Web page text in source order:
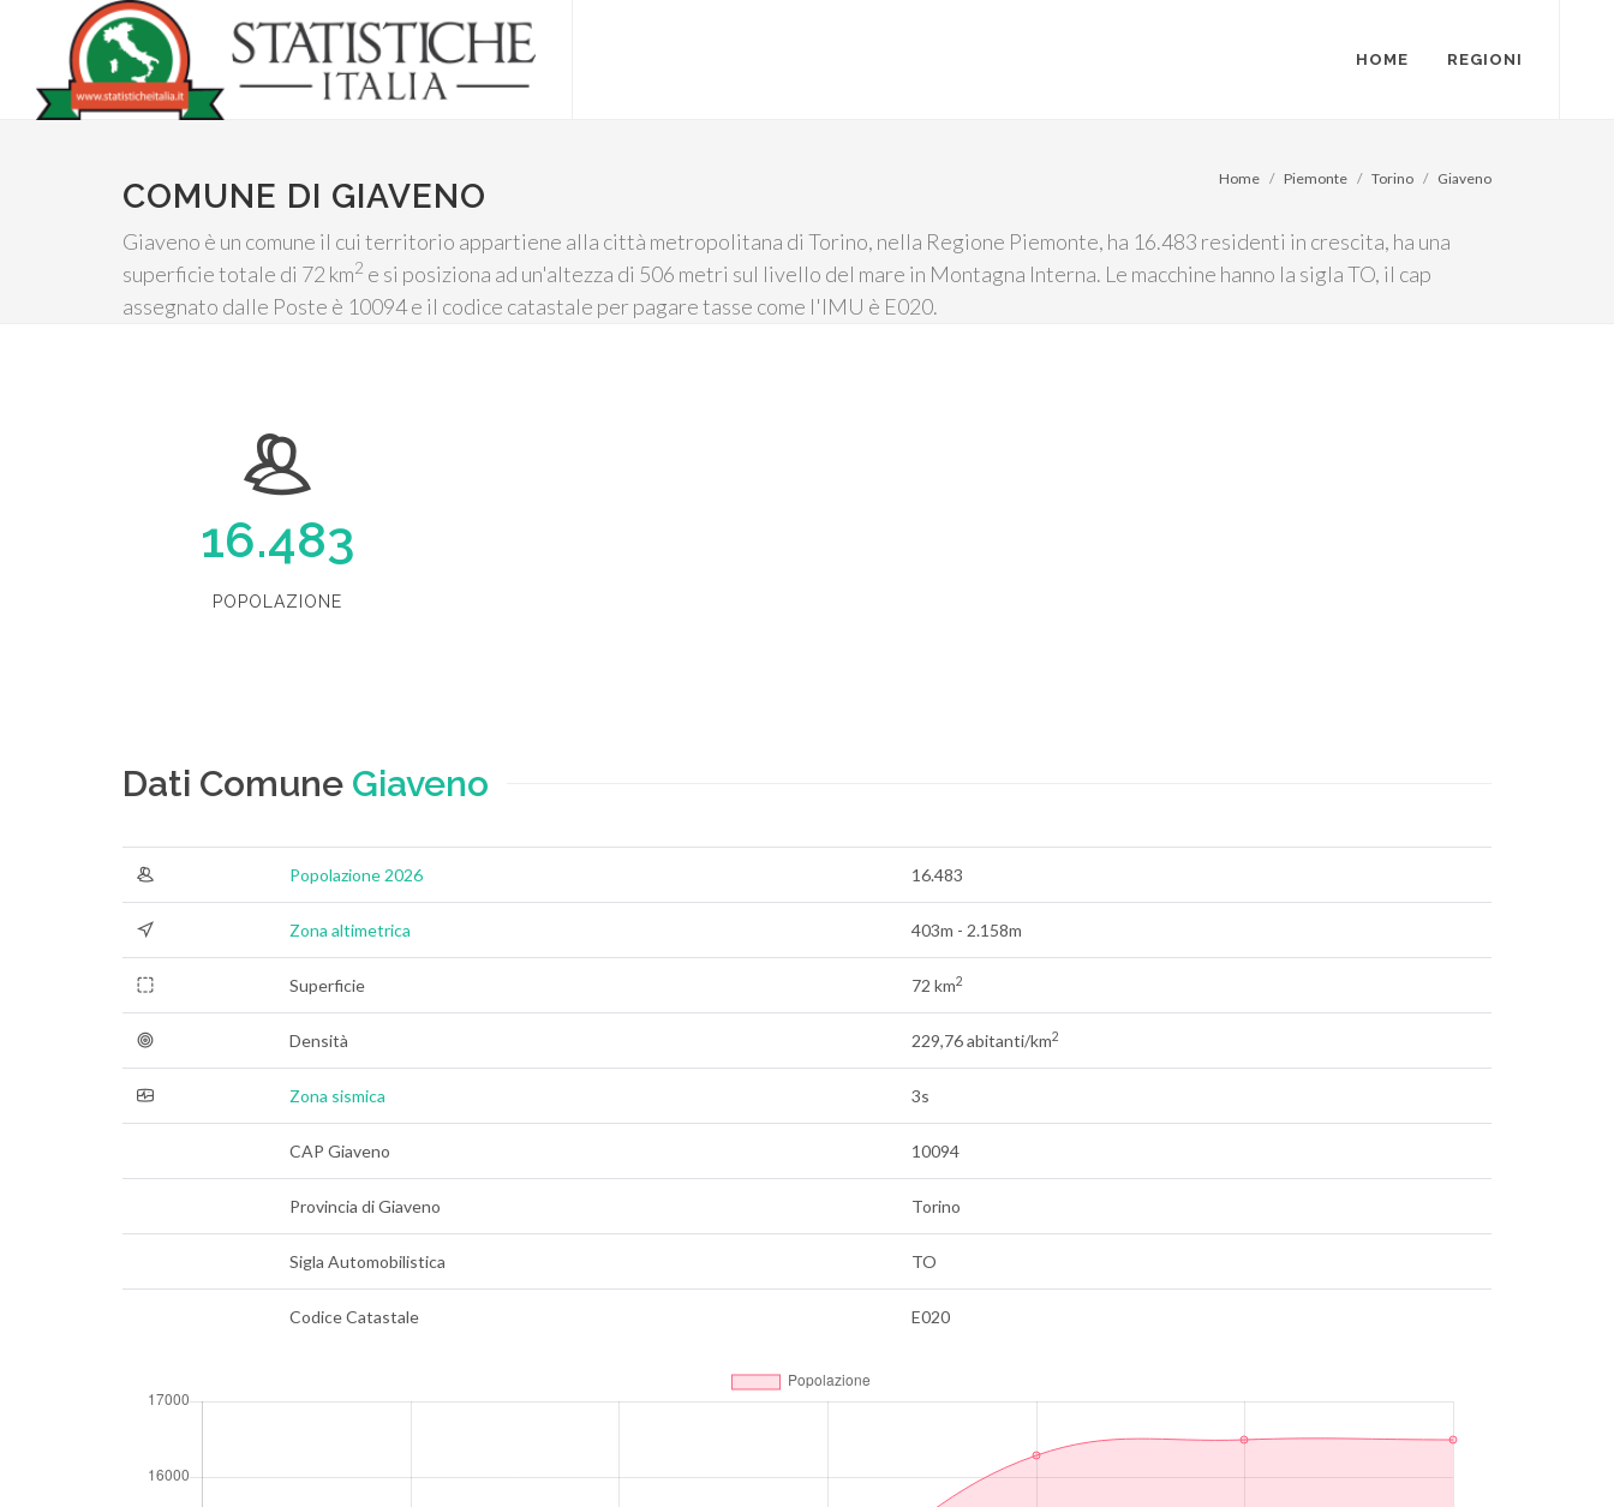
HOME REGIONI
COMUNE DI GIAVENO
Giaveno è un comune il cui territorio appartiene alla città metropolitana di Torino, nella Regione Piemonte, ha 16.483 residenti in crescita, ha una
superficie totale di 72 km2 e si posiziona ad un'altezza di 506 metri sul livello del mare in Montagna Interna. Le macchine hanno la sigla TO, il cap
assegnato dalle Poste è 10094 e il codice catastale per pagare tasse come l'IMU è E020.
Home Piemonte Torino Giaveno
16.483
POPOLAZIONE
Dati Comune Giaveno
Popolazione 2026 16.483
Zona altimetrica 403m - 2.158m
Superficie 72 km2
Densità 229,76 abitanti/km2
Zona sismica 3s
CAP Giaveno 10094
Provincia di Giaveno Torino
Sigla Automobilistica TO
Codice Catastale E020